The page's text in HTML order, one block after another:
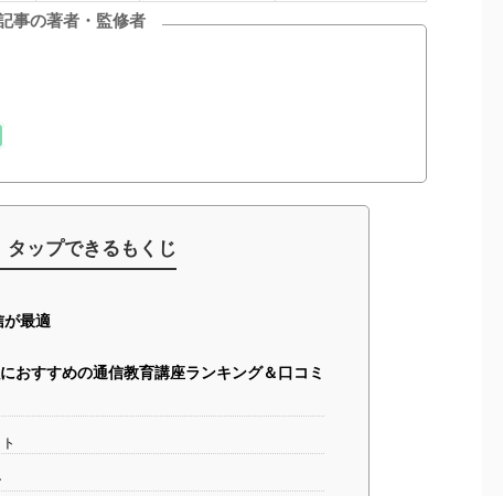
事の著者・監修者
タップできるもくじ
が最適
おすすめの通信教育講座ランキング＆口コミ